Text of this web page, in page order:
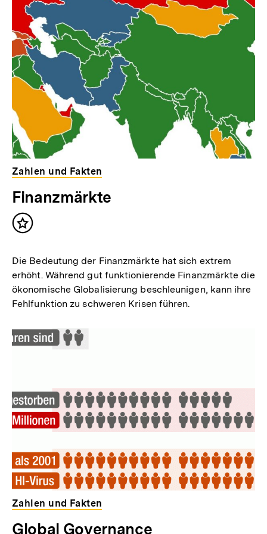
Zahlen und Fakten
Finanzmärkte
Inhalt
Die Bedeutung der Finanzmärkte hat sich extrem
erhöht. Während gut funktionierende Finanzmärkte die
ökonomische Globalisierung beschleunigen, kann ihre
Fehlfunktion zu schweren Krisen führen.
Zahlen und Fakten
Global Governance